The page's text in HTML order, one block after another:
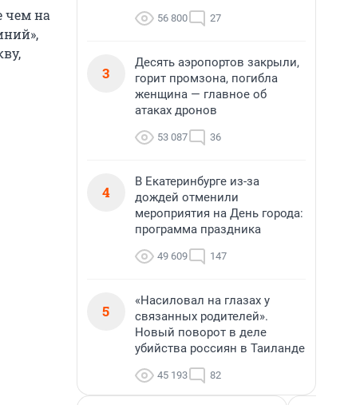
чем на
56 800 27
3
Десять аэропортов закрыли,
горит промзона, погибла
женщина — главное об
атаках дронов
53 087 36
4
В Екатеринбурге из-за
дождей отменили
мероприятия на День города:
программа праздника
49 609 147
5
«Насиловал на глазах у
связанных родителей».
Новый поворот в деле
убийства россиян в Таиланде
45 193 82